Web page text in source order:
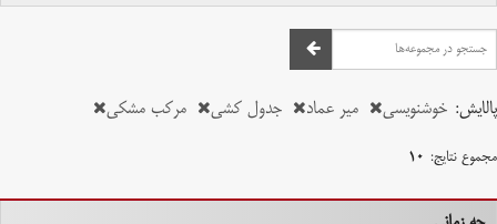
پالایش: خوشنویسی میر عماد جدول کشی مرکب مشکی
مجموع نتایج: ۱۰